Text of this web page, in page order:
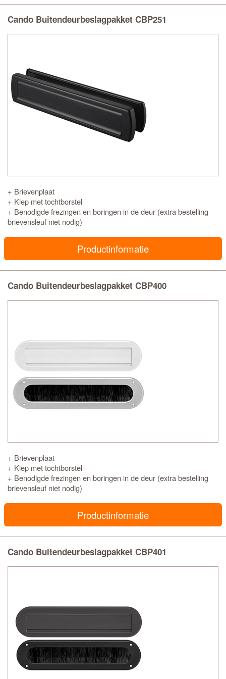
Cando Buitendeurbeslagpakket CBP251
+ Brievenplaat
+ Klep met tochtborstel
+ Benodigde frezingen en boringen in de deur (extra bestelling
brievensleuf niet nodig)
Productinformatie
Cando Buitendeurbeslagpakket CBP400
+ Brievenplaat
+ Klep met tochtborstel
+ Benodigde frezingen en boringen in de deur (extra bestelling
brievensleuf niet nodig)
Productinformatie
Cando Buitendeurbeslagpakket CBP401